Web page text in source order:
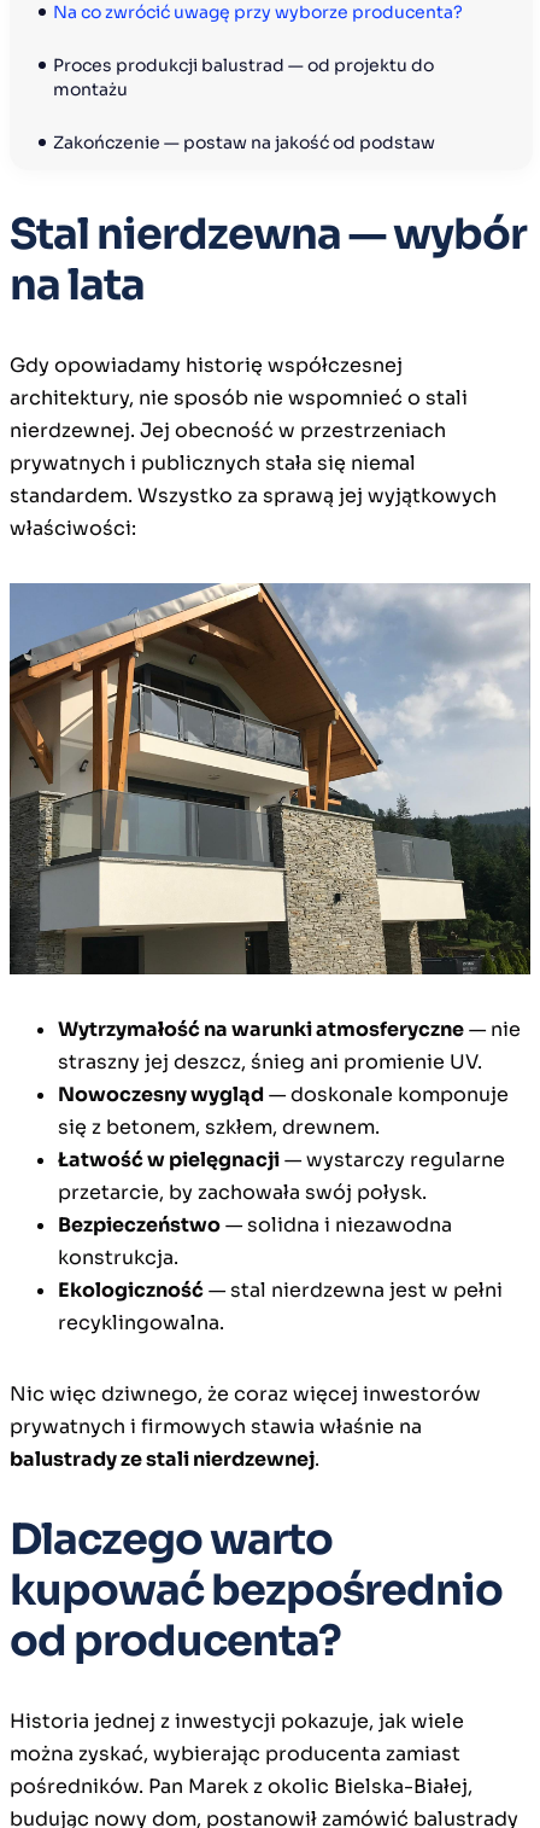
Na co zwrócić uwagę przy wyborze producenta?
Proces produkcji balustrad — od projektu do
montażu
Zakończenie — postaw na jakość od podstaw
Stal nierdzewna — wybór
na lata
Gdy opowiadamy historię współczesnej
architektury, nie sposób nie wspomnieć o stali
nierdzewnej. Jej obecność w przestrzeniach
prywatnych i publicznych stała się niemal
standardem. Wszystko za sprawą jej wyjątkowych
właściwości:
Wytrzymałość na warunki atmosferyczne— nie
straszny jej deszcz, śnieg ani promienie UV.
Nowoczesny wygląd— doskonale komponuje
się z betonem, szkłem, drewnem.
Łatwość w pielęgnacji— wystarczy regularne
przetarcie, by zachowała swój połysk.
Bezpieczeństwo— solidna i niezawodna
konstrukcja.
Ekologiczność— stal nierdzewna jest w pełni
recyklingowalna.
Nic więc dziwnego, że coraz więcej inwestorów
prywatnych i firmowych stawia właśnie na
balustrady ze stali nierdzewnej.
Dlaczego warto
kupować bezpośrednio
od producenta?
Historia jednej z inwestycji pokazuje, jak wiele
można zyskać, wybierając producenta zamiast
pośredników. Pan Marek z okolic Bielska-Białej,
budując nowy dom, postanowił zamówić balustrady